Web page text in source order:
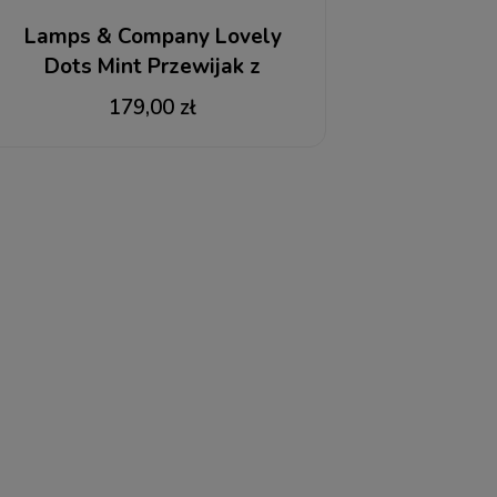
Lamps & Company Lovely
Dots Mint Przewijak z
pokrowcem
179,00 zł